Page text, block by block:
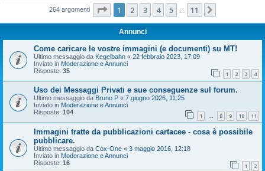
264 argomenti Pagina di 11
1 2 3 4 5 11
Annunci
Come caricare le vostre immagini (e documenti) su MT!
Ultimo messaggio da Kegelbahn « 22 febbraio 2023, 17:09
Inviato in Moderazione e Annunci
Risposte: 35 1 2 3 4
Uso dei Messaggi Privati e sue conseguenze sul forum.
Ultimo messaggio da Bruno P « 7 giugno 2026, 11:25
Inviato in Moderazione e Annunci
Risposte: 104 1 … 8 9 10 11
Immagini tratte da pubblicazioni cartacee - cosa è possibile
pubblicare.
Ultimo messaggio da Cox-One « 3 maggio 2016, 12:18
Inviato in Moderazione e Annunci
Risposte: 16 1 2